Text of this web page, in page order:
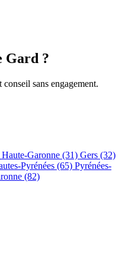
Gard ?
sans engagement.
Haute-Garonne (31) Gers (32)
Pyrénées (65) Pyrénées-
(82)